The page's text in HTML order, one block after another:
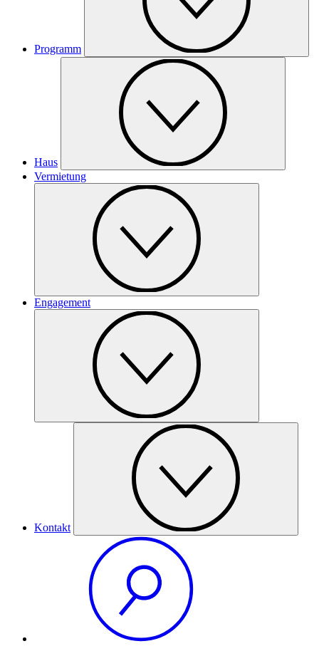
Programm
Haus
Vermietung
Engagement
Kontakt